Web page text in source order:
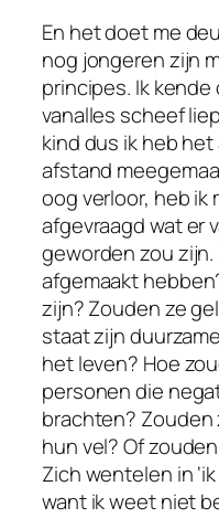
En het doet me
nog jongeren zijn
principes. Ik
vanalles scheef
kind dus ik heb
afstand
oog verloor, heb ik
afgevraagd wat er
geworden zou
afgemaakt
zijn? Zouden ze
staat zijn
het leven? Hoe
personen die
brachten? Zouden
hun vel? Of
Zich wentelen in
want ik weet niet